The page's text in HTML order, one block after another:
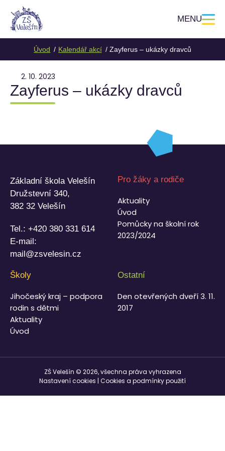
MENU
Úvod Kalendář akcí Zayferus – ukázky dravců
2. 10. 2023
Zayferus – ukázky dravců
Základní škola Velešín
Družstevní 340,
382 32 Velešín
Tel.: +420 380 331 614
E-mail:
mail@zsvelesin.cz
Pro žáky a rodiče
Aktuality
Úvod
Pomůcky na školní rok
2023/2024
Školy
Jihočeský kraj – podpora
rodin s dětmi
Aktuality
Úvod
Ostatní
Den otevřených dveří 3. 11.
2017
ZŠ Velešín © 2026, všechna práva vyhrazena
Nastavení cookies Cookies a podmínky použití